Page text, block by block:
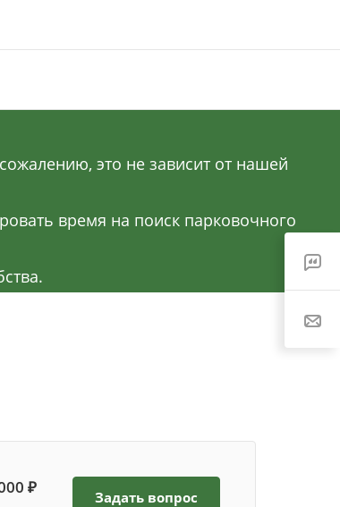
это не зависит от нашей
время на поиск парковочного
₽ Задать вопрос